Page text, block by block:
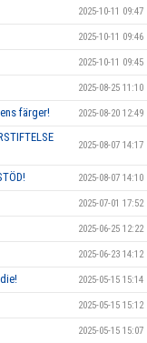
2025-10-11 09:47
2025-10-11 09:46
2025-10-11 09:45
2025-08-25 11:10
färger! 2025-08-20 12:49
2025-08-07 14:17
2025-08-07 14:10
2025-07-01 17:52
2025-06-25 12:22
2025-06-23 14:12
2025-05-15 15:14
2025-05-15 15:12
2025-05-15 15:07